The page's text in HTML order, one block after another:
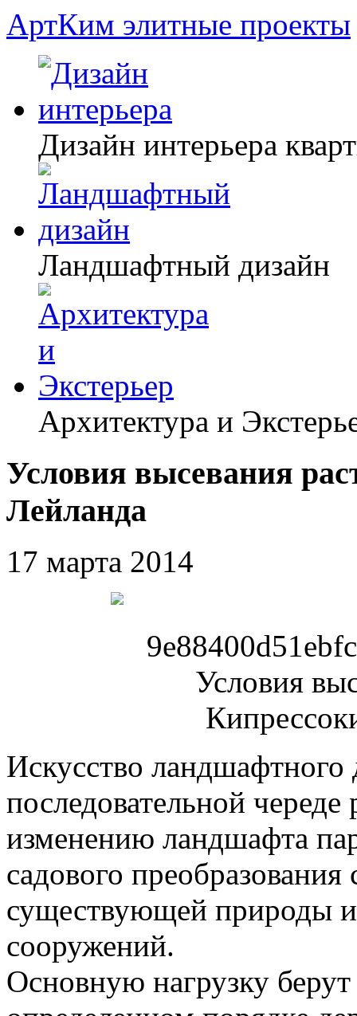
АртКим элитные проекты
Дизайн интерьера
Ландшафтный дизайн
Архитектура и
Условия высевания
Лейланда
17 марта 2014
Искусство ландшафтного
последовательной
изменению ландшафта
садового
существующей природы
сооружений.
Основную нагрузку